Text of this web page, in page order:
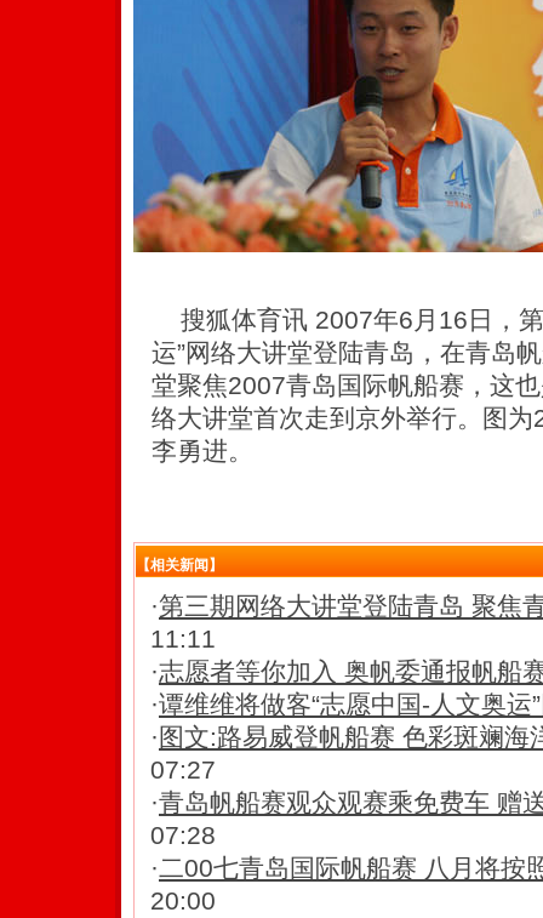
搜狐体育讯 2007年6月16日，第
运”网络大讲堂登陆青岛，在青岛
堂聚焦2007青岛国际帆船赛，这也
络大讲堂首次走到京外举行。图
李勇进。
【相关新闻】
·第三期网络大讲堂登陆青岛 聚焦
11:11
·志愿者等你加入 奥帆委通报帆船
·谭维维将做客“志愿中国-人文奥运
· 图文:路易威登帆船赛 色彩斑斓海
07:27
·青岛帆船赛观众观赛乘免费车 赠
07:28
·二00七青岛国际帆船赛 八月将按
20:00